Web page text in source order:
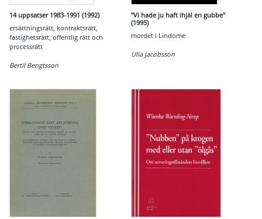
14 uppsatser 1983-1991 (1992)
ersättningsrätt, kontraktsrätt,
fastighetsrätt, offentlig rätt och
processrätt
Bertil Bengtsson
"Vi hade ju haft ihjäl en gubbe"
(1995)
mordet i Lindome
Ulla Jacobsson